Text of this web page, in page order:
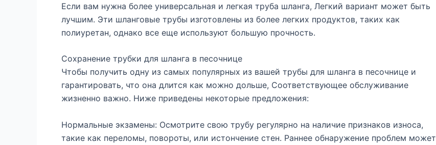
Если вам нужна более универсальная и легкая труба шланга, Легкий вариант может быть
лучшим. Эти шланговые трубы изготовлены из более легких продуктов, таких как
полиуретан, однако все еще используют большую прочность.
Сохранение трубки для шланга в песочнице
Чтобы получить одну из самых популярных из вашей трубы для шланга в песочнице и
гарантировать, что она длится как можно дольше, Соответствующее обслуживание
жизненно важно. Ниже приведены некоторые предложения:
Нормальные экзамены: Осмотрите свою трубу регулярно на наличие признаков износа,
такие как переломы, повороты, или истончение стен. Раннее обнаружение проблем может